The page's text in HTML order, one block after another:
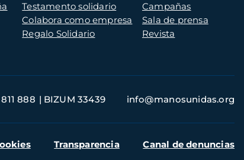
Testamento solidario
Colabora como empresa
Regalo Solidario
Campañas
Sala de prensa
Revista
888 BIZUM 33439 info@manosunidas.org
Transparencia Canal de denuncias